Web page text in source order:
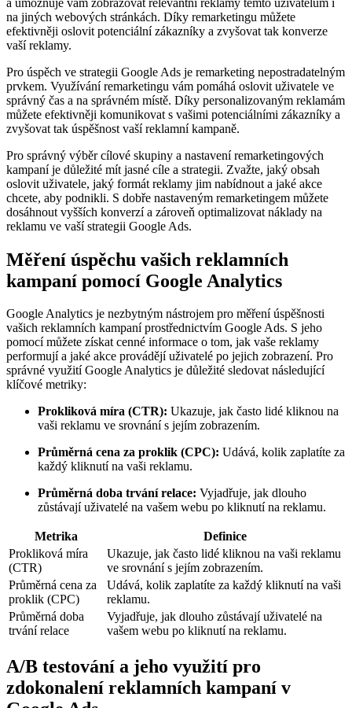
na jiných webových stránkách. Díky remarketingu můžete
efektivněji oslovit potenciální zákazníky a zvyšovat tak konverze
vaší reklamy.
Pro úspěch ve strategii Google Ads je remarketing nepostradatelným
prvkem. Využívání remarketingu vám pomáhá oslovit uživatele ve
správný čas a na správném místě. Díky personalizovaným reklamám
můžete efektivněji komunikovat s vašimi potenciálními zákazníky a
zvyšovat tak úspěšnost vaší reklamní kampaně.
Pro správný výběr cílové skupiny a nastavení remarketingových
kampaní je důležité mít jasné cíle a strategii. Zvažte, jaký obsah
oslovit uživatele, jaký formát reklamy jim nabídnout a jaké akce
chcete, aby podnikli. S dobře nastaveným remarketingem můžete
dosáhnout vyšších konverzí a zároveň optimalizovat náklady na
reklamu ve vaší strategii Google Ads.
Měření úspěchu vašich reklamních
kampaní pomocí Google Analytics
Google Analytics je nezbytným nástrojem pro měření úspěšnosti
vašich reklamních kampaní prostřednictvím Google Ads. S jeho
pomocí můžete získat cenné informace o tom, jak vaše reklamy
performují a jaké akce provádějí uživatelé po jejich zobrazení. Pro
správné využití Google Analytics je důležité sledovat následující
klíčové metriky:
Prokliková míra (CTR): Ukazuje, jak často lidé kliknou na
vaši reklamu ve srovnání s jejím zobrazením.
Průměrná cena za proklik (CPC): Udává, kolik zaplatíte za
každý kliknutí na vaši reklamu.
Průměrná doba trvání relace: Vyjadřuje, jak dlouho
zůstávají uživatelé na vašem webu po kliknutí na reklamu.
Metrika
Definice
Prokliková míra
(CTR)
Ukazuje, jak často lidé kliknou na vaši reklamu
ve srovnání s jejím zobrazením.
Průměrná cena za
proklik (CPC)
Udává, kolik zaplatíte za každý kliknutí na vaši
reklamu.
Průměrná doba
trvání relace
Vyjadřuje, jak dlouho zůstávají uživatelé na
vašem webu po kliknutí na reklamu.
A/B testování a jeho využití pro
zdokonalení reklamních kampaní v